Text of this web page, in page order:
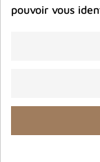
pouvoir vous